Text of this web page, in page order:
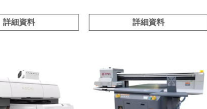
詳細資料 詳細資料